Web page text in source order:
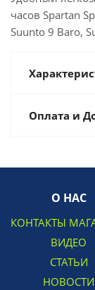
часов Spartan
Suunto 9 Baro,
Оплата и
О НАС
КОНТАКТЫ
ВИДЕО
СТАТЬИ
НОВОСТИ